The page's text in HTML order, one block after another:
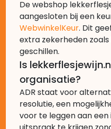
De webshop
aangesloten bij een
WebwinkelKeur. Dit
extra zekerheden
geschillen.
Is
organisatie?
ADR staat voor
resolutie, een
voor te leggen aan